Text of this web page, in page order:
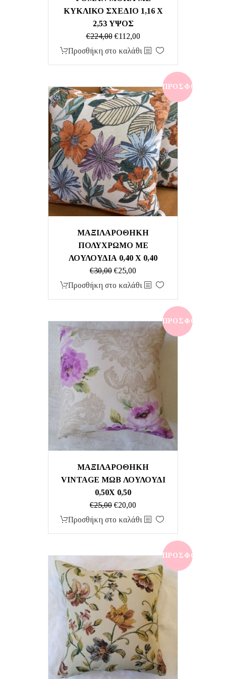
ΚΥΚΛΙΚΟ ΣΧΕΔΙΟ 1,16 Χ
2,53 ΥΨΟΣ
€224,00 Original
price
€112,00Η
τρέχουσα
€112,00.
Προσθήκη στο καλάθι
ΠΡΟΣΦΟΡΆ!
ΜΑΞΙΛΑΡΟΘΗΚΗ
ΠΟΛΥΧΡΩΜΟ ΜΕ
ΛΟΥΛΟΥΔΙΑ 0,40 Χ 0,40
€30,00 Original
price
€25,00Η
τρέχουσα
€25,00.
Προσθήκη στο καλάθι
ΠΡΟΣΦΟΡΆ!
ΜΑΞΙΛΑΡΟΘΗΚΗ
VINTAGE ΜΩΒ ΛΟΥΛΟΥΔΙ
0,50Χ 0,50
€25,00 Original
price
€20,00Η
τρέχουσα
€20,00.
Προσθήκη στο καλάθι
ΠΡΟΣΦΟΡΆ!